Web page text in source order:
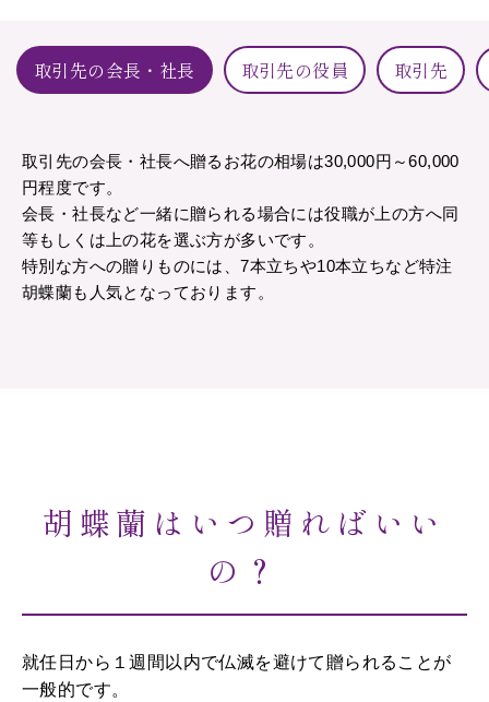
取引先の会長・社長 取引先の役員 取引先
取引先の会長・社長へ贈るお花の相場は30,000円～60,000
円程度です。
会長・社長など一緒に贈られる場合には役職が上の方へ同
等もしくは上の花を選ぶ方が多いです。
特別な方への贈りものには、7本立ちや10本立ちなど特注
胡蝶蘭も人気となっております。
胡蝶蘭はいつ贈ればいい
の？
就任日から１週間以内で仏滅を避けて贈られることが
一般的です。